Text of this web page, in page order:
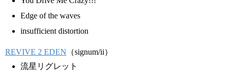
Edge of the waves
insufficient distortion
REVIVE 2 EDEN （signum/ii）
流星リグレット